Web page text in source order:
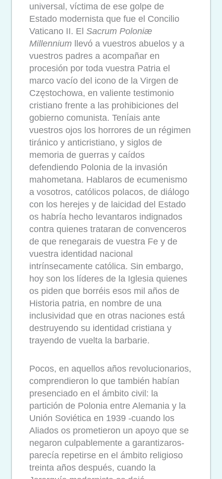
universal, víctima de ese golpe de
Estado modernista que fue el Concilio
Vaticano II. El Sacrum Poloniæ
Millennium llevó a vuestros abuelos y a
vuestros padres a acompañar en
procesión por toda vuestra Patria el
marco vacío del icono de la Virgen de
Częstochowa, en valiente testimonio
cristiano frente a las prohibiciones del
gobierno comunista. Teníais ante
vuestros ojos los horrores de un régimen
tiránico y anticristiano, y siglos de
memoria de guerras y caídos
defendiendo Polonia de la invasión
mahometana. Hablaros de ecumenismo
a vosotros, católicos polacos, de diálogo
con los herejes y de laicidad del Estado
os habría hecho levantaros indignados
contra quienes trataran de convenceros
de que renegarais de vuestra Fe y de
vuestra identidad nacional
intrínsecamente católica. Sin embargo,
hoy son los líderes de la Iglesia quienes
os piden que borréis esos mil años de
Historia patria, en nombre de una
inclusividad que en otras naciones está
destruyendo su identidad cristiana y
trayendo de vuelta la barbarie.
Pocos, en aquellos años revolucionarios,
comprendieron lo que también habían
presenciado en el ámbito civil: la
partición de Polonia entre Alemania y la
Unión Soviética en 1939 -cuando los
Aliados os prometieron un apoyo que se
negaron culpablemente a garantizaros-
parecía repetirse en el ámbito religioso
treinta años después, cuando la